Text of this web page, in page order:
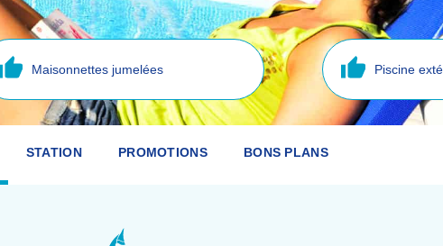
Maisonnettes jumelées Piscine
STATION PROMOTIONS BONS PLANS